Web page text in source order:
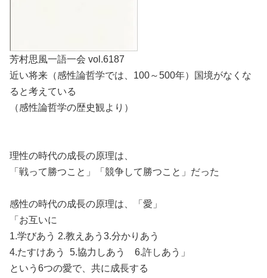
芳村思風一語一会 vol.6187
近い将来（感性論哲学では、100～500年）国境がなくな
ると考えている
（感性論哲学の歴史観より）
理性の時代の成長の原理は、
「戦って勝つこと」「競争して勝つこと」だった
感性の時代の成長の原理は、「愛」
「お互いに
1.学びあう 2.教えあう3.分かりあう
4.たすけあう 5.協力しあう 6.許しあう」
という6つの愛で、共に成長する